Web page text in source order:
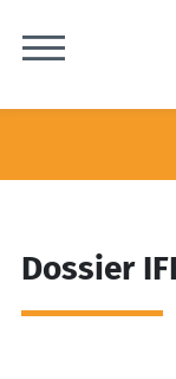
Dossier